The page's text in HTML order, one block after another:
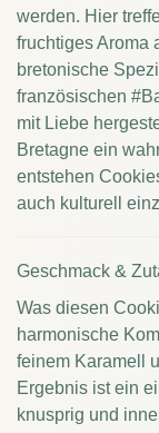
werden. Hier
fruchtiges Aroma
bretonische
französischen
mit Liebe
Bretagne ein
entstehen
auch kulturell
Geschmack &
Was diesen
harmonische
feinem Karamell
Ergebnis ist ein
knusprig und